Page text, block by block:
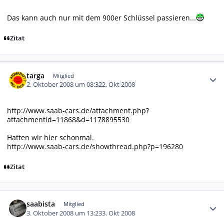
Das kann auch nur mit dem 900er Schlüssel passieren...
Zitat
targa Mitglied
2. Oktober 2008 um 08:322. Okt 2008
http://www.saab-cars.de/attachment.php?
attachmentid=11868&d=1178895530
Hatten wir hier schonmal.
http://www.saab-cars.de/showthread.php?p=196280
Zitat
saabista Mitglied
3. Oktober 2008 um 13:233. Okt 2008